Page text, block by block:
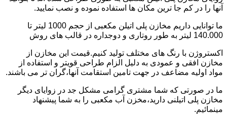
آنها را در کم جا ترین مکان ها استفاده نموده و نصب نمایید.
ما توانایی داریم مخازن پلی اتیلن مکعبی از حجم 1000 لیتر تا
140.000 لیتر به طور روتاری و دوجداره در قالب های روش
اکستروژن با رنگ های مختلف تولید کنیم.قیمت این مخازن از
مخازن افقی و عمودی به دلیل الزام طراحی قویتر و استفاده از
مواد اولیه مضاعف در جهت تامین استقامت آنها،گران تر می باشند.
ما در صورتی که شما مشتری گرامی مشکل جد در زوایای دیگر
مخازن پلی اتیلنی دارید،مخزن آب مکعبی را به شما پیشنهاد
مینمائیم.